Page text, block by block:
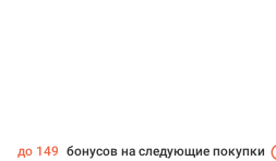
до 149 бонусов на следующие покупки